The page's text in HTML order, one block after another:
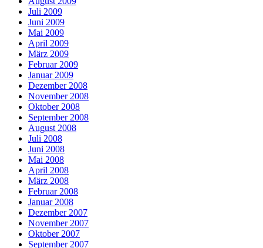
Juli 2009
Juni 2009
Mai 2009
April 2009
März 2009
Februar 2009
Januar 2009
Dezember 2008
November 2008
Oktober 2008
September 2008
August 2008
Juli 2008
Juni 2008
Mai 2008
April 2008
März 2008
Februar 2008
Januar 2008
Dezember 2007
November 2007
Oktober 2007
September 2007